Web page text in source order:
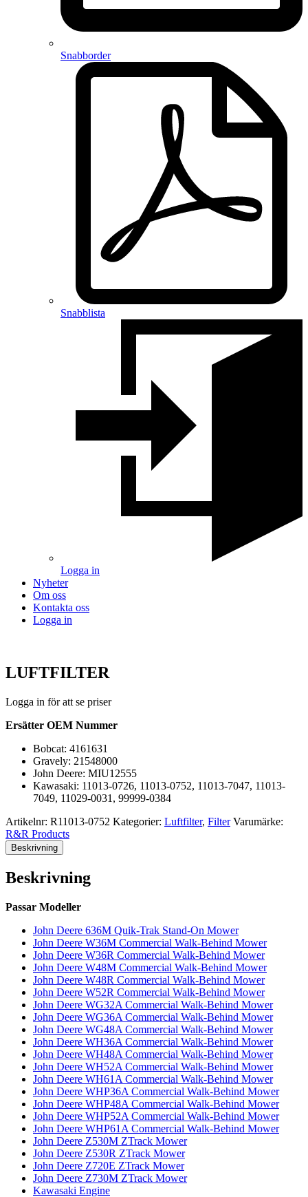
Snabborder
Snabblista
Logga in
Nyheter
Om oss
Kontakta oss
Logga in
LUFTFILTER
Logga in för att se priser
Ersätter OEM Nummer
Bobcat: 4161631
Gravely: 21548000
John Deere: MIU12555
Kawasaki: 11013-0726, 11013-0752, 11013-7047, 11013-
7049, 11029-0031, 99999-0384
Artikelnr: R11013-0752 Kategorier: Luftfilter, Filter Varumärke:
R&R Products
Beskrivning
Beskrivning
Passar Modeller
John Deere 636M Quik-Trak Stand-On Mower
John Deere W36M Commercial Walk-Behind Mower
John Deere W36R Commercial Walk-Behind Mower
John Deere W48M Commercial Walk-Behind Mower
John Deere W48R Commercial Walk-Behind Mower
John Deere W52R Commercial Walk-Behind Mower
John Deere WG32A Commercial Walk-Behind Mower
John Deere WG36A Commercial Walk-Behind Mower
John Deere WG48A Commercial Walk-Behind Mower
John Deere WH36A Commercial Walk-Behind Mower
John Deere WH48A Commercial Walk-Behind Mower
John Deere WH52A Commercial Walk-Behind Mower
John Deere WH61A Commercial Walk-Behind Mower
John Deere WHP36A Commercial Walk-Behind Mower
John Deere WHP48A Commercial Walk-Behind Mower
John Deere WHP52A Commercial Walk-Behind Mower
John Deere WHP61A Commercial Walk-Behind Mower
John Deere Z530M ZTrack Mower
John Deere Z530R ZTrack Mower
John Deere Z720E ZTrack Mower
John Deere Z730M ZTrack Mower
Kawasaki Engine